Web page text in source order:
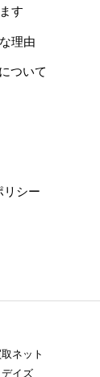
す
理由
ついて
リシー
ネット
イズ